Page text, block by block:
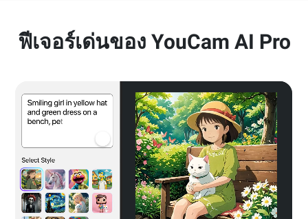
ฟีเจอร์เด่นของ YouCam AI Pro